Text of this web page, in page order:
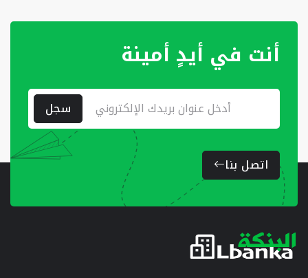
أنت في أيدٍ أمينة
سجل
اتصل بنا